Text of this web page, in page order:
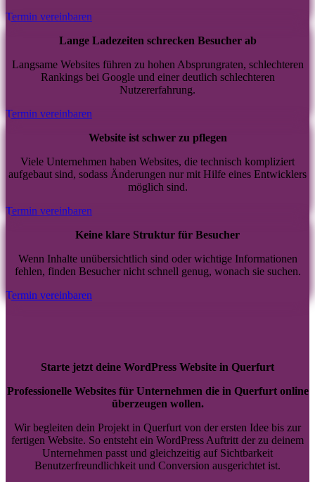
Termin vereinbaren
Lange Ladezeiten schrecken Besucher ab
Langsame Websites führen zu hohen Absprungraten, schlechteren
Rankings bei Google und einer deutlich schlechteren
Nutzererfahrung.
Termin vereinbaren
Website ist schwer zu pflegen
Viele Unternehmen haben Websites, die technisch kompliziert
aufgebaut sind, sodass Änderungen nur mit Hilfe eines Entwicklers
möglich sind.
Termin vereinbaren
Keine klare Struktur für Besucher
Wenn Inhalte unübersichtlich sind oder wichtige Informationen
fehlen, finden Besucher nicht schnell genug, wonach sie suchen.
Termin vereinbaren
Starte jetzt deine WordPress Website in Querfurt
Professionelle Websites für Unternehmen die in Querfurt online
überzeugen wollen.
Wir begleiten dein Projekt in Querfurt von der ersten Idee bis zur
fertigen Website. So entsteht ein WordPress Auftritt der zu deinem
Unternehmen passt und gleichzeitig auf Sichtbarkeit
Benutzerfreundlichkeit und Conversion ausgerichtet ist.